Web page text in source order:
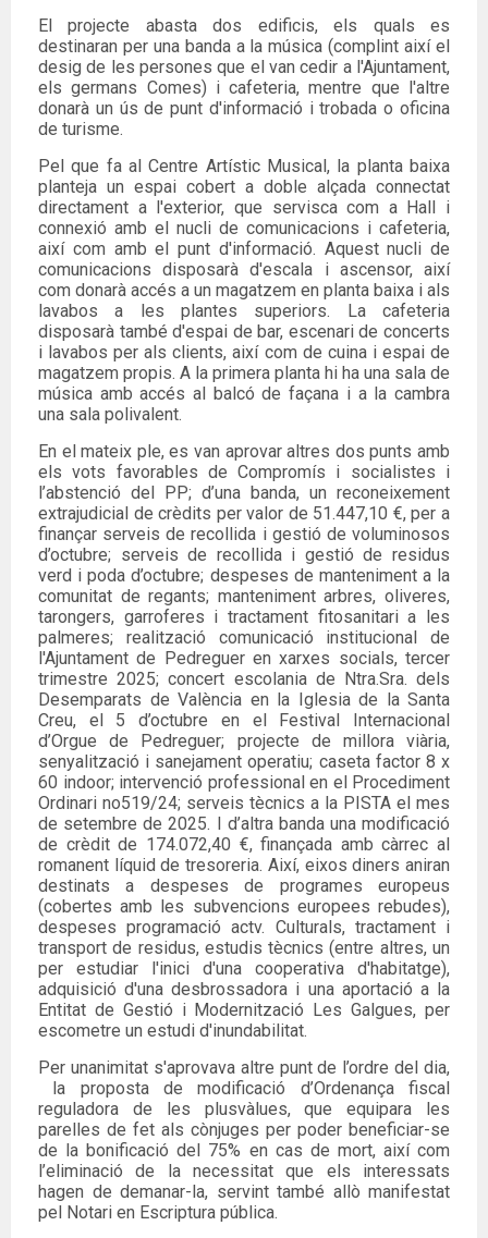
El projecte abasta dos edificis, els quals es
destinaran per una banda a la música (complint així el
desig de les persones que el van cedir a l'Ajuntament,
els germans Comes) i cafeteria, mentre que l'altre
donarà un ús de punt d'informació i trobada o oficina
de turisme.
Pel que fa al Centre Artístic Musical, la planta baixa
planteja un espai cobert a doble alçada connectat
directament a l'exterior, que servisca com a Hall i
connexió amb el nucli de comunicacions i cafeteria,
així com amb el punt d'informació. Aquest nucli de
comunicacions disposarà d'escala i ascensor, així
com donarà accés a un magatzem en planta baixa i als
lavabos a les plantes superiors. La cafeteria
disposarà també d'espai de bar, escenari de concerts
i lavabos per als clients, així com de cuina i espai de
magatzem propis. A la primera planta hi ha una sala de
música amb accés al balcó de façana i a la cambra
una sala polivalent.
En el mateix ple, es van aprovar altres dos punts amb
els vots favorables de Compromís i socialistes i
l’abstenció del PP; d’una banda, un reconeixement
extrajudicial de crèdits per valor de 51.447,10 €, per a
finançar serveis de recollida i gestió de voluminosos
d’octubre; serveis de recollida i gestió de residus
verd i poda d’octubre; despeses de manteniment a la
comunitat de regants; manteniment arbres, oliveres,
tarongers, garroferes i tractament fitosanitari a les
palmeres; realització comunicació institucional de
l'Ajuntament de Pedreguer en xarxes socials, tercer
trimestre 2025; concert escolania de Ntra.Sra. dels
Desemparats de València en la Iglesia de la Santa
Creu, el 5 d’octubre en el Festival Internacional
d’Orgue de Pedreguer; projecte de millora viària,
senyalització i sanejament operatiu; caseta factor 8 x
60 indoor; intervenció professional en el Procediment
Ordinari no519/24; serveis tècnics a la PISTA el mes
de setembre de 2025. I d’altra banda una modificació
de crèdit de 174.072,40 €, finançada amb càrrec al
romanent líquid de tresoreria. Així, eixos diners aniran
destinats a despeses de programes europeus
(cobertes amb les subvencions europees rebudes),
despeses programació actv. Culturals, tractament i
transport de residus, estudis tècnics (entre altres, un
per estudiar l'inici d'una cooperativa d'habitatge),
adquisició d'una desbrossadora i una aportació a la
Entitat de Gestió i Modernització Les Galgues, per
escometre un estudi d'inundabilitat.
Per unanimitat s'aprovava altre punt de l’ordre del dia,
la proposta de modificació d’Ordenança fiscal
reguladora de les plusvàlues, que equipara les
parelles de fet als cònjuges per poder beneficiar-se
de la bonificació del 75% en cas de mort, així com
l’eliminació de la necessitat que els interessats
hagen de demanar-la, servint també allò manifestat
pel Notari en Escriptura pública.